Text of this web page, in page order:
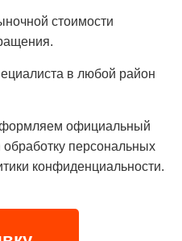
стоимости
в любой район
официальный
обработку персональных
конфиденциальности.